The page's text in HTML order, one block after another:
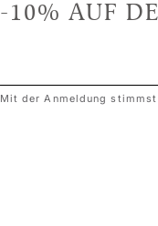
-10% AUF
Mit der Anmeldung stimmst